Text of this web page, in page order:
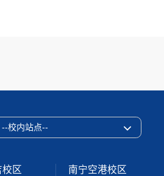
--校内站点--
区 南宁空港校区